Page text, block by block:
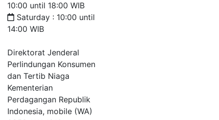
10:00 until 18:00 WIB
Saturday : 10:00 until
14:00 WIB
Direktorat Jenderal
Perlindungan Konsumen
dan Tertib Niaga
Kementerian
Perdagangan Republik
Indonesia, mobile (WA)